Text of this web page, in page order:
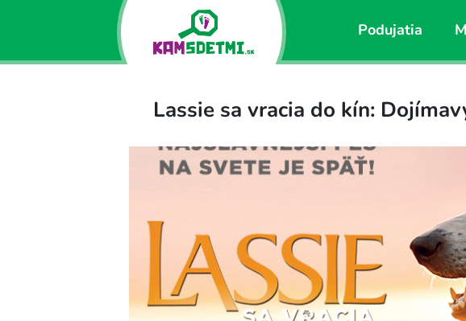
Podujatia
Lassie sa vracia do kín: